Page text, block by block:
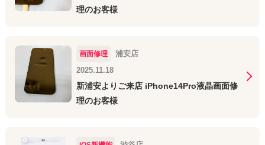
理のお客様
画面修理
浦安店
2025.11.18
新浦安よりご来店 iPhone14Pro液晶画面修
理のお客様